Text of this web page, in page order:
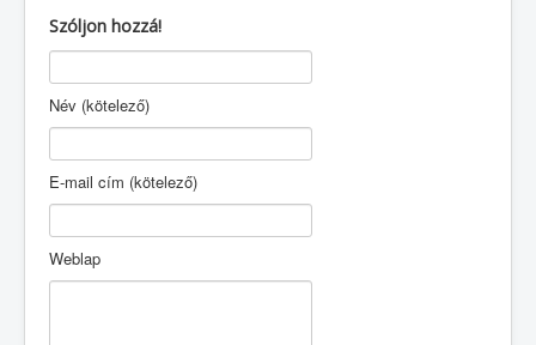
Szóljon hozzá!
Név (kötelező)
E-mail cím (kötelező)
Weblap